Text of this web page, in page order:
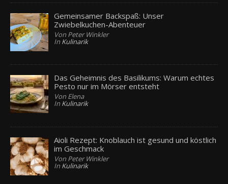
Gemeinsamer Backspaß: Unser
Zwiebelkuchen-Abenteuer
Von Peter Winkler
In Kulinarik
Das Geheimnis des Basilikums: Warum echtes
Pesto nur im Mörser entsteht
Von Elena
In Kulinarik
Aioli Rezept: Knoblauch ist gesund und köstlich
im Geschmack
Von Peter Winkler
In Kulinarik